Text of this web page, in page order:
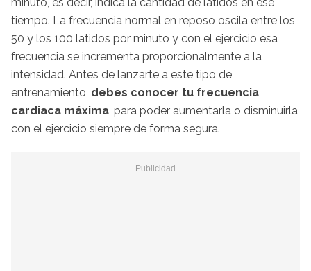
tiempo. La frecuencia normal en reposo oscila entre los
50 y los 100 latidos por minuto y con el ejercicio esa
frecuencia se incrementa proporcionalmente a la
intensidad. Antes de lanzarte a este tipo de
entrenamiento, debes conocer tu frecuencia
cardiaca máxima, para poder aumentarla o disminuirla
con el ejercicio siempre de forma segura.